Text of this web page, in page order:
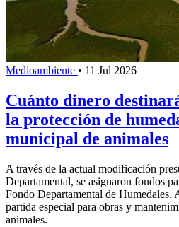
Medioambiente • 11 Jul 2026
Cuánto dinero
la protección de
municipal de animales
A través de la actual modificación
Departamental, se asignaron fondos
Fondo Departamental de Humedales.
partida especial para obras y
animales.